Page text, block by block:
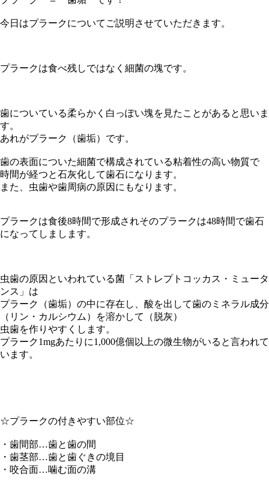
今日はプラークについてご説明させていただきます。
プラークは食べ残しではなく 細菌の塊です。
歯についている柔らかく白っぽい塊を見たことがあると思いま
す。
あれがプラーク（歯垢）です。
歯の表面についた細菌で構成されている粘着性の高い物質で
時間が経つと石灰化して歯石になります。
また、虫歯や歯周病の原因にもなります。
プラークは食後8時間で形成されそのプラークは48時間で歯石
になってしまします。
虫歯の原因といわれている菌「ストレプトコッカス・ミュータ
ンス」は
プラーク（歯垢）の中に存在し、酸を出して歯のミネラル成分
（リン・カルシウム）を溶かして（脱灰）
虫歯を作りやすくします。
プラーク1mgあたりに1,000億個以上の微生物がいると言われて
います。
☆プラークの付きやすい部位☆
・歯間部…歯と歯の間
・歯茎部…歯と歯ぐきの境目
・咬合面…噛む面の溝